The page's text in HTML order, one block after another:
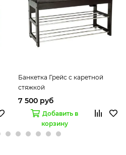
Банкетка Грейс с каретной
стяжкой
7 500 руб
Добавить в
корзину